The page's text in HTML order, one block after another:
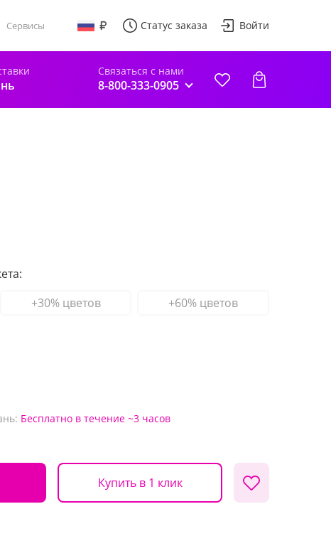
Сервисы Статус заказа Войти
Связаться с нами
8-800-333-0905
+30% цветов +60% цветов
Бесплатно в течение ~3 часов
Купить в 1 клик